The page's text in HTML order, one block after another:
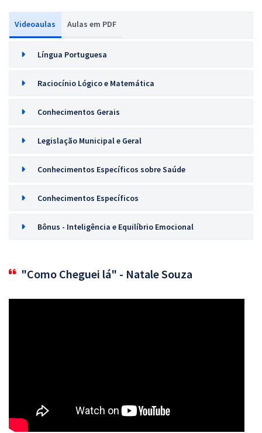
Videoaulas Aulas em PDF
Língua Portuguesa
Raciocínio Lógico e Matemática
Conhecimentos Gerais
Legislação Municipal e Geral
Conhecimentos Específicos sobre Saúde
Conhecimentos Específicos
Bônus - Inteligência e Equilíbrio Emocional
"Como Cheguei lá" - Natale Souza